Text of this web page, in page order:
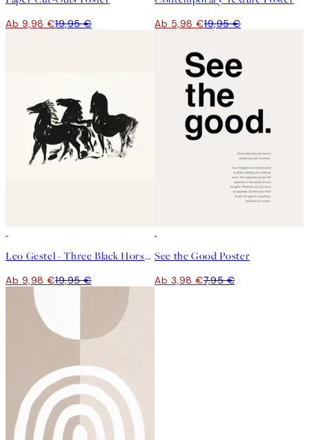
Ab 9,98 €19,95 € Ab 5,98 €19,95 €
Leo Gestel - Three Black Horses Poster
Ab 9,98 €19,95 €
See the Good Poster
Ab 3,98 €7,95 €